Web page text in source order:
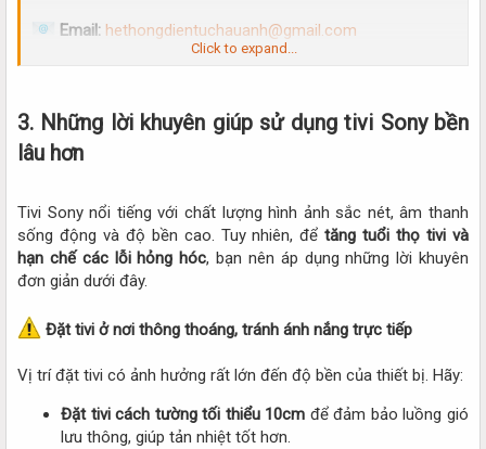
Email: hethongdientuchauanh@gmail.com
Click to expand...
3. Những lời khuyên giúp sử dụng tivi Sony bền
lâu hơn
Tivi Sony nổi tiếng với chất lượng hình ảnh sắc nét, âm thanh
sống động và độ bền cao. Tuy nhiên, đểtăng tuổi thọ tivi và
hạn chế các lỗi hỏng hóc, bạn nên áp dụng những lời khuyên
đơn giản dưới đây.
Đặt tivi ở nơi thông thoáng, tránh ánh nắng trực tiếp
Vị trí đặt tivi có ảnh hưởng rất lớn đến độ bền của thiết bị. Hãy:​
Đặt tivi cách tường tối thiểu 10cm để đảm bảo luồng gió
lưu thông, giúp tản nhiệt tốt hơn.​